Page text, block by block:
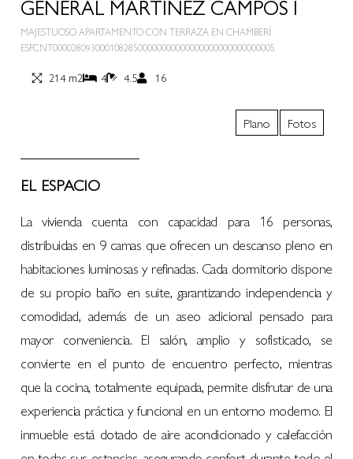
GENERAL MARTÍNEZ CAMPOS I
MAJESTUOSO APARTAMENTO CON TERRAZA EN CHAMBERÍ
ESFCNT00002809300010828500000000000000000000000000005
214 m2 4 4.5 16
Plano Fotos
EL ESPACIO
La vivienda cuenta con capacidad para 16 personas,
distribuidas en 9 camas que ofrecen un descanso pleno en
habitaciones luminosas y refinadas. Cada dormitorio dispone
de su propio baño en suite, garantizando independencia y
comodidad, además de un aseo adicional pensado para
mayor conveniencia. El salón, amplio y sofisticado, se
convierte en el punto de encuentro perfecto, mientras
que la cocina, totalmente equipada, permite disfrutar de una
experiencia práctica y funcional en un entorno moderno. El
inmueble está dotado de aire acondicionado y calefacción